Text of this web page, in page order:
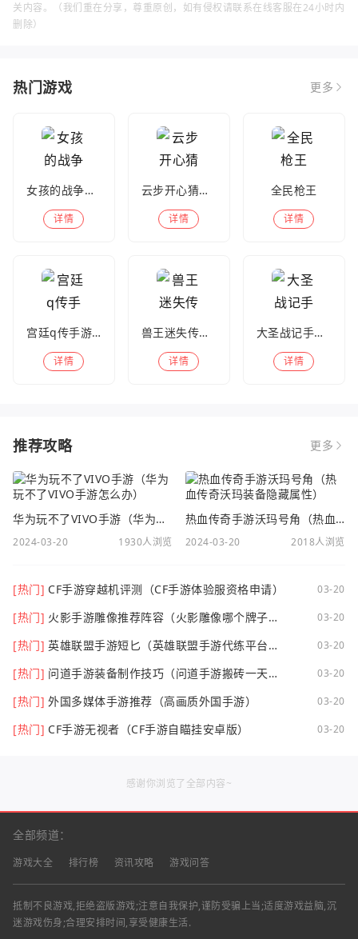
关内容。（我们重在分享，尊重原创，如有侵权请联系在线客服在24小时内
删除）
热门游戏 更多
女孩的战争手机版(暂未上线)
详情
云步开心猜歌名
详情
全民枪王
详情
宫廷q传手游百度版
详情
兽王迷失传奇高爆版
详情
大圣战记手游官方版
详情
推荐攻略 更多
华为玩不了VIVO手游（华为玩不了VIVO手游怎么办）
2024-03-20 1930人浏览
热血传奇手游沃玛号角（热血传奇沃玛装备隐藏属性）
2024-03-20 2018人浏览
[热门] CF手游穿越机评测（CF手游体验服资格申请） 03-20
[热门] 火影手游雕像推荐阵容（火影雕像哪个牌子
03-20
[热门] 英雄联盟手游短匕（英雄联盟手游代练平台哪
03-20
[热门] 问道手游装备制作技巧（问道手游搬砖一天可
03-20
[热门] 外国多媒体手游推荐（高画质外国手游） 03-20
[热门] CF手游无视者（CF手游自瞄挂安卓版） 03-20
感谢你浏览了全部内容~
全部频道：
游戏大全 排行榜 资讯攻略 游戏问答
抵制不良游戏,拒绝盗版游戏;注意自我保护,谨防受骗上当;适度游戏益脑,沉
迷游戏伤身;合理安排时间,享受健康生活.